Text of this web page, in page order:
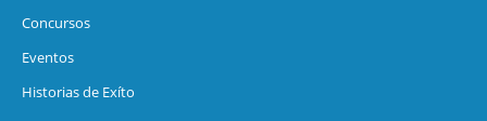
Concursos
Eventos
Historias de Exíto